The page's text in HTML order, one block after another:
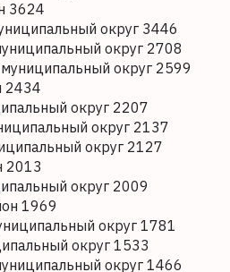
3624
округ 3446
округ 2708
округ 2599
2434
округ 2207
округ 2137
округ 2127
2013
округ 2009
1969
округ 1781
округ 1533
округ 1466